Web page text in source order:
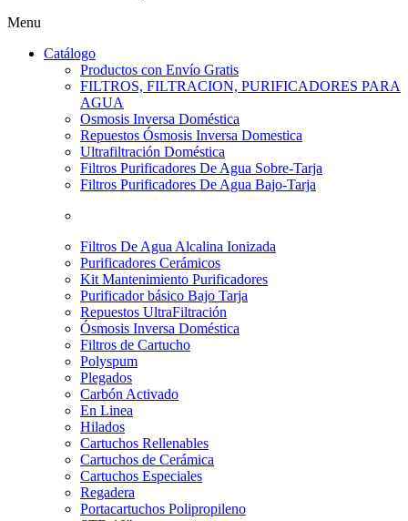
Menu
Catálogo
Productos con Envío Gratis
FILTROS, FILTRACION, PURIFICADORES PARA
AGUA
Osmosis Inversa Doméstica
Repuestos Ósmosis Inversa Domestica
Ultrafiltración Doméstica
Filtros Purificadores De Agua Sobre-Tarja
Filtros Purificadores De Agua Bajo-Tarja
Filtros De Agua Alcalina Ionizada
Purificadores Cerámicos
Kit Mantenimiento Purificadores
Purificador básico Bajo Tarja
Repuestos UltraFiltración
Ósmosis Inversa Doméstica
Filtros de Cartucho
Polyspum
Plegados
Carbón Activado
En Linea
Hilados
Cartuchos Rellenables
Cartuchos de Cerámica
Cartuchos Especiales
Regadera
Portacartuchos Polipropileno